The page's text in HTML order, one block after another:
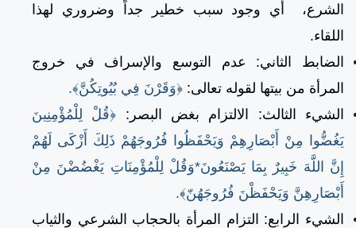
الشرع،
أي
وجود سبب خطير جداً وضروري لهذا
اللقاء.
الضابط الثاني: عدم التوسع والإسراف في خروج
المرأة من بيتها لقوله تعالى: ﴿وَقَرْنَ فِي بُيُوتِكُنَّ﴾.
الشيء الثالث: الالتزام بغض البصر: ﴿قُلْ لِلْمُؤْمِنِينَ
يَغُضُّوا مِنْ أَبْصَارِهِمْ وَيَحْفَظُوا فُرُوجَهُمْ ذَلِكَ أَزْكَى لَهُمْ
إِنَّ اللَّهَ خَبِيرٌ بِمَا يَصْنَعُونَ*وَقُلْ لِلْمُؤْمِنَاتِ يَغْضُضْنَ مِنْ
أَبْصَارِهِنَّ وَيَحْفَظْنَ فُرُوجَهُنّ﴾.
الشيء الرابع: التزام المرأة بالحجاب الشرعي والثياب